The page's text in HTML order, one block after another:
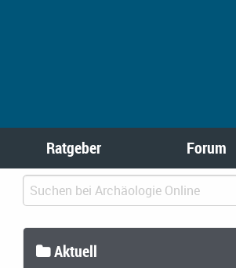
Ratgeber Forum
Aktuell